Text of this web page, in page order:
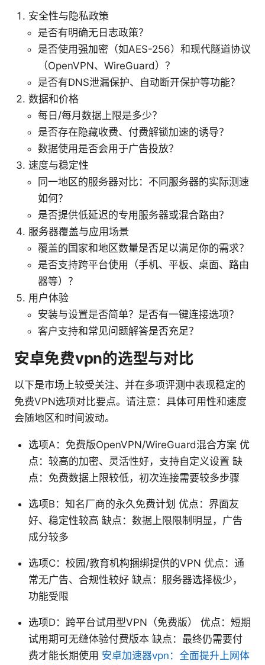
安全性与隐私政策
是否有明确无日志政策？
是否使用强加密（如AES-256）和现代隧道协议
（OpenVPN、WireGuard）？
是否有DNS泄漏保护、自动断开保护等功能？
数据和价格
每日/每月数据上限是多少？
是否存在隐藏收费、付费解锁加速的诱导？
数据使用是否会用于广告投放？
速度与稳定性
同一地区的服务器对比：不同服务器的实际测速
如何？
是否提供低延迟的专用服务器或混合路由？
服务器覆盖与应用场景
覆盖的国家和地区数量是否足以满足你的需求？
是否支持跨平台使用（手机、平板、桌面、路由
器等）？
用户体验
安装与设置是否简单？是否有一键连接选项？
客户支持和常见问题解答是否充足？
安卓免费vpn的选型与对比
以下是市场上较受关注、并在多项评测中表现稳定的
免费VPN选项对比要点。请注意：具体可用性和速度
会随地区和时间波动。
选项A：免费版OpenVPN/WireGuard混合方案 优
点：较高的加密、灵活性好，支持自定义设置 缺
点：免费数据上限较低，初次连接需要较多步骤
选项B：知名厂商的永久免费计划 优点：界面友
好、稳定性较高 缺点：数据上限限制明显，广告
成分较多
选项C：校园/教育机构捆绑提供的VPN 优点：通
常无广告、合规性较好 缺点：服务器选择极少，
功能受限
选项D：跨平台试用型VPN（免费版） 优点：短期
试用期可无缝体验付费版本 缺点：最终仍需要付
费才能长期使用 安卓加速器vpn：全面提升上网体